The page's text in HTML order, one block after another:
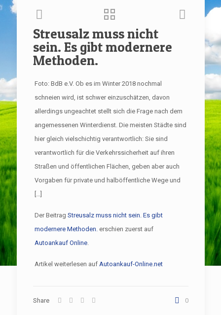
Streusalz muss nicht
sein. Es gibt modernere
Methoden.
Foto: BdB e.V. Ob es im Winter 2018 nochmal
schneien wird, ist schwer einzuschätzen, davon
allerdings ungeachtet stellt sich die Frage nach dem
angemessenen Winterdienst. Die meisten Städte sind
hier gleich vielschichtig verantwortlich: Sie sind
verantwortlich für die Verkehrssicherheit auf ihren
Straßen und öffentlichen Flächen, geben aber auch
Vorgaben für private und halböffentliche Wege und
[…]
Der Beitrag Streusalz muss nicht sein. Es gibt
modernere Methoden.erschien zuerst auf
Autoankauf Online.
Artikel weiterlesen auf Autoankauf-Online.net
Share 0